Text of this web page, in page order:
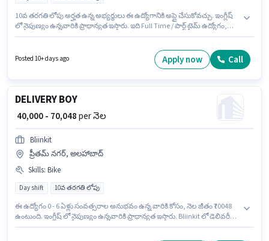
10వ తరగతి లోపు అర్హత ఉన్న అభ్యర్థులు ఈ ఉద్యోగానికి అప్లై చేసుకోవచ్చు. ఇంగ్లీష్
లో నైపుణ్యం ఉన్నవారికి ప్రాధాన్యత ఇస్తారు. ఇది Full Time / పార్ట్ టైమ్ ఉద్యోగం,
ఉద్యోగానికి క్రియాశీలకంగా నియామకం జరుగుతోంది. ఈ ఉద్యోగానికి Fixed జీతం
Posted 10+ days ago Apply now Call
DELIVERY BOY
₹ 40,000 - 70,048per నెల
Bliinkit
ప్రీతమ్ నగర్, అలహాబాద్
Skills: Bike
Day shift 10వ తరగతి లోపు
ఈ ఉద్యోగం 0 - 6 ఏళ్లు సంవత్సరాల అనుభవం ఉన్న వారికి కోసం, నెల జీతం ₹70048
ఉంటుంది. ఇంగ్లీష్ లో నైపుణ్యం ఉన్నవారికి ప్రాధాన్యత ఇస్తారు. Bliinkit లో డెలివరీ